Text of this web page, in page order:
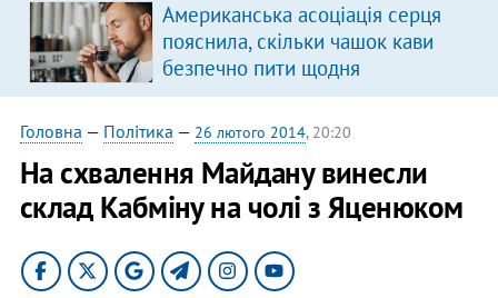
Американська асоціація серця
пояснила, скільки чашок кави
безпечно пити щодня
Головна — Політика — 26 лютого 2014, 20:20
На схвалення Майдану винесли
склад Кабміну на чолі з Яценюком